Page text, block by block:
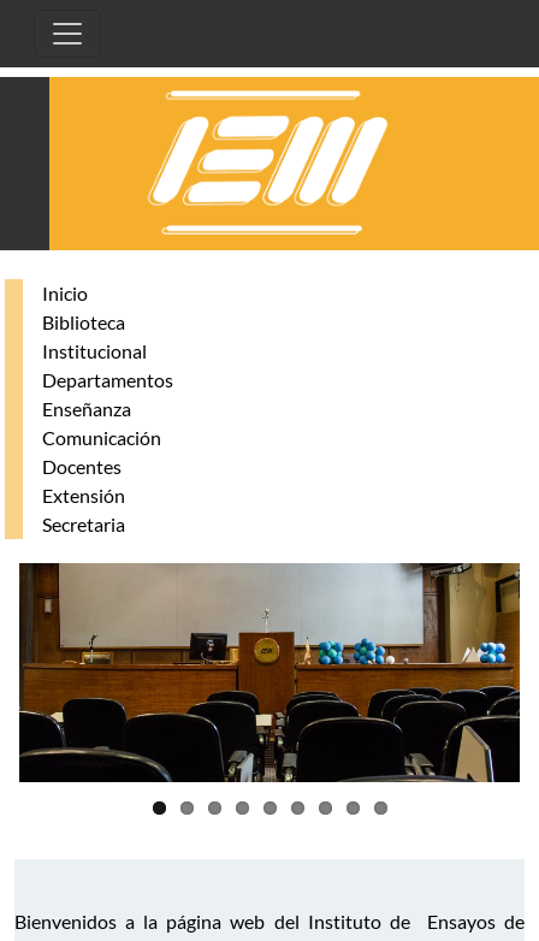
Inicio
Biblioteca
Institucional
Departamentos
Enseñanza
Comunicación
Docentes
Extensión
Secretaria
Bienvenidos a la página web del Instituto de Ensayos de